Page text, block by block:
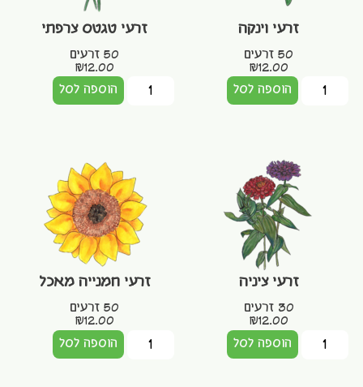
זרעי וינקה
50 זרעים
₪12.00
הוספה לסל
זרעי טגטס צרפתי
50 זרעים
₪12.00
הוספה לסל
זרעי ציניה
30 זרעים
₪12.00
הוספה לסל
זרעי חמנייה מאכל
50 זרעים
₪12.00
הוספה לסל